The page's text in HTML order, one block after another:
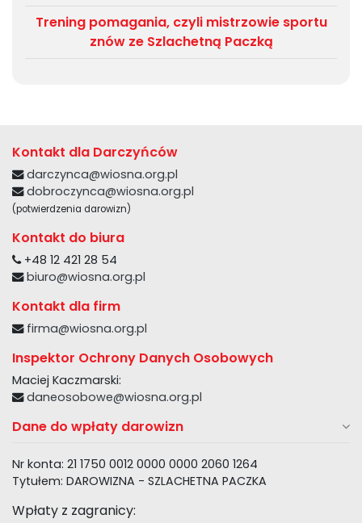
Trening pomagania, czyli mistrzowie sportu
znów ze Szlachetną Paczką
Kontakt dla Darczyńców
darczynca@wiosna.org.pl
dobroczynca@wiosna.org.pl
(potwierdzenia darowizn)
Kontakt do biura
+48 12 421 28 54
biuro@wiosna.org.pl
Kontakt dla firm
firma@wiosna.org.pl
Inspektor Ochrony Danych Osobowych
Maciej Kaczmarski:
daneosobowe@wiosna.org.pl
Dane do wpłaty darowizn
Nr konta: 21 1750 0012 0000 0000 2060 1264
Tytułem: DAROWIZNA - SZLACHETNA PACZKA
Wpłaty z zagranicy: